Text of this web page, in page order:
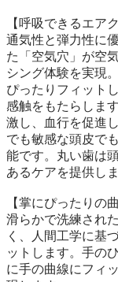
【呼吸できるエア
通気性と弾力性に
た「空気穴」が空
シング体験を実現
ぴったりフィット
感触をもたらしま
激し、血行を促進
でも敏感な頭皮で
能です。丸い歯は
あるケアを提供しま
【掌にぴったりの曲
滑らかで洗練され
く、人間工学に基
ットします。手の
に手の曲線にフィ